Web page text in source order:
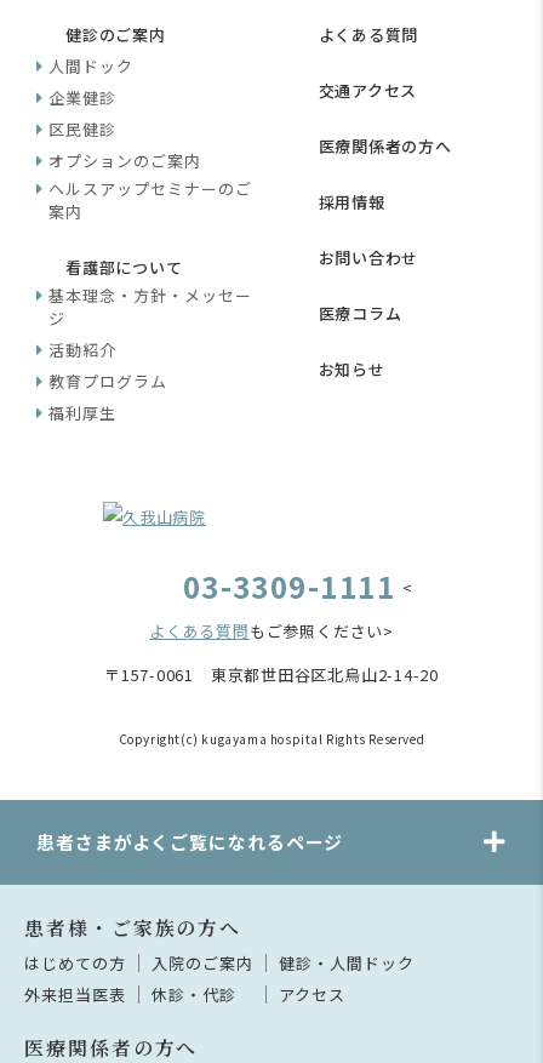
健診のご案内
人間ドック
企業健診
区民健診
オプションのご案内
ヘルスアップセミナーのご
案内
看護部について
基本理念・方針・メッセー
ジ
活動紹介
教育プログラム
福利厚生
よくある質問
交通アクセス
医療関係者の方へ
採用情報
お問い合わせ
医療コラム
お知らせ
03-3309-1111 <
よくある質問もご参照ください>
〒157-0061 東京都世田谷区北烏山2-14-20
Copyright(c) kugayama hospital Rights Reserved
患者さまがよくご覧になれるページ
患者様・ご家族の方へ
はじめての方 入院のご案内
健診・人間ドック
外来担当医表
休診・代診 アクセス
医療関係者の方へ